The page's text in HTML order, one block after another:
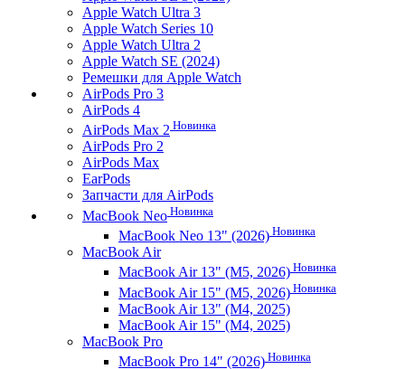
Apple Watch Ultra 3
Apple Watch Series 10
Apple Watch Ultra 2
Apple Watch SE (2024)
Ремешки для Apple Watch
AirPods Pro 3
AirPods 4
AirPods Max 2 Новинка
AirPods Pro 2
AirPods Max
EarPods
Запчасти для AirPods
MacBook Neo Новинка
MacBook Neo 13" (2026) Новинка
MacBook Air
MacBook Air 13" (M5, 2026) Новинка
MacBook Air 15" (M5, 2026) Новинка
MacBook Air 13" (M4, 2025)
MacBook Air 15" (M4, 2025)
MacBook Pro
MacBook Pro 14" (2026) Новинка